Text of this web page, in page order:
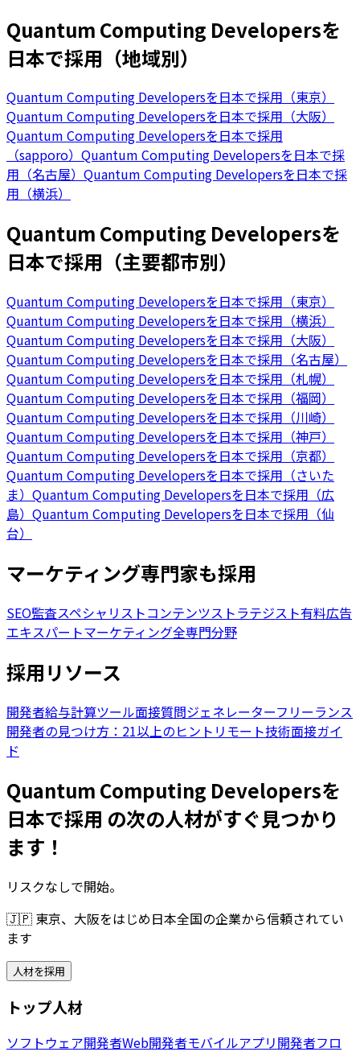
Quantum Computing Developersを
日本で採用（地域別）
Quantum Computing Developersを日本で採用（東京）
Quantum Computing Developersを日本で採用（大阪）
Quantum Computing Developersを日本で採用
（sapporo） Quantum Computing Developersを日本で採
用（名古屋） Quantum Computing Developersを日本で採
用（横浜）
Quantum Computing Developersを
日本で採用（主要都市別）
Quantum Computing Developersを日本で採用（東京）
Quantum Computing Developersを日本で採用（横浜）
Quantum Computing Developersを日本で採用（大阪）
Quantum Computing Developersを日本で採用（名古屋）
Quantum Computing Developersを日本で採用（札幌）
Quantum Computing Developersを日本で採用（福岡）
Quantum Computing Developersを日本で採用（川崎）
Quantum Computing Developersを日本で採用（神戸）
Quantum Computing Developersを日本で採用（京都）
Quantum Computing Developersを日本で採用（さいた
ま） Quantum Computing Developersを日本で採用（広
島） Quantum Computing Developersを日本で採用（仙
台）
マーケティング専門家も採用
SEO監査スペシャリストコンテンツストラテジスト有料広告
エキスパートマーケティング全専門分野
採用リソース
開発者給与計算ツール面接質問ジェネレーターフリーランス
開発者の見つけ方：21以上のヒント リモート技術面接ガイ
ド
Quantum Computing Developersを
日本で採用 の次の人材がすぐ見つかり
ます！
リスクなしで開始。
🇯🇵 東京、大阪をはじめ日本全国の企業から信頼されてい
ます
人材を採用
トップ人材
ソフトウェア開発者Web開発者モバイルアプリ開発者フロ